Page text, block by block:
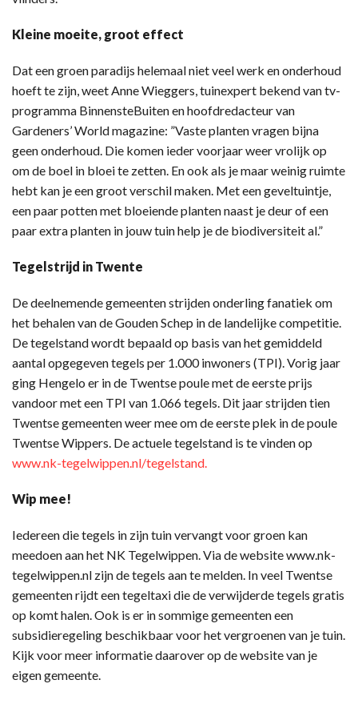
Kleine moeite, groot effect
Dat een groen paradijs helemaal niet veel werk en onderhoud
hoeft te zijn, weet Anne Wieggers, tuinexpert bekend van tv-
programma BinnensteBuiten en hoofdredacteur van
Gardeners’ World magazine: ”Vaste planten vragen bijna
geen onderhoud. Die komen ieder voorjaar weer vrolijk op
om de boel in bloei te zetten. En ook als je maar weinig ruimte
hebt kan je een groot verschil maken. Met een geveltuintje,
een paar potten met bloeiende planten naast je deur of een
paar extra planten in jouw tuin help je de biodiversiteit al.”
Tegelstrijd in Twente
De deelnemende gemeenten strijden onderling fanatiek om
het behalen van de Gouden Schep in de landelijke competitie.
De tegelstand wordt bepaald op basis van het gemiddeld
aantal opgegeven tegels per 1.000 inwoners (TPI). Vorig jaar
ging Hengelo er in de Twentse poule met de eerste prijs
vandoor met een TPI van 1.066 tegels. Dit jaar strijden tien
Twentse gemeenten weer mee om de eerste plek in de poule
Twentse Wippers. De actuele tegelstand is te vinden op
www.nk-tegelwippen.nl/tegelstand.
Wip mee!
Iedereen die tegels in zijn tuin vervangt voor groen kan
meedoen aan het NK Tegelwippen. Via de website www.nk-
tegelwippen.nl zijn de tegels aan te melden. In veel Twentse
gemeenten rijdt een tegeltaxi die de verwijderde tegels gratis
op komt halen. Ook is er in sommige gemeenten een
subsidieregeling beschikbaar voor het vergroenen van je tuin.
Kijk voor meer informatie daarover op de website van je
eigen gemeente.